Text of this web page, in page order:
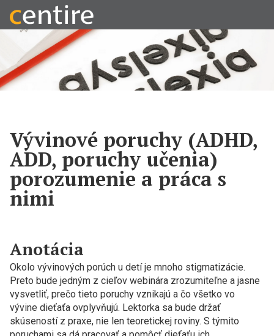
Vývinové poruchy (ADHD,
ADD, poruchy učenia)
porozumenie a práca s
nimi
Anotácia
Okolo vývinových porúch u detí je mnoho stigmatizácie.
Preto bude jedným z cieľov webinára zrozumiteľne a jasne
vysvetliť, prečo tieto poruchy vznikajú a čo všetko vo
vývine dieťaťa ovplyvňujú. Lektorka sa bude držať
skúseností z praxe, nie len teoretickej roviny. S týmito